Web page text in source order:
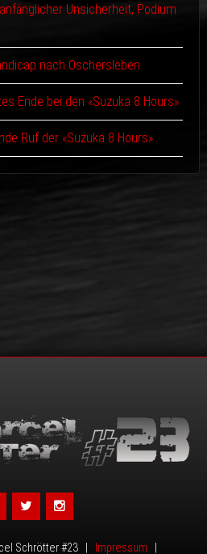
Unsicherheit, Podium
nach Oschersleben
Ende bei den «Suzuka 8 Hours»
Ruf der «Suzuka 8 Hours»
Schrötter #23 | Impressum